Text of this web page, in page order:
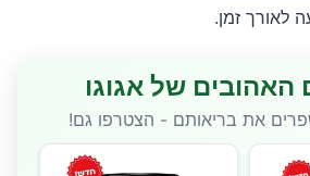
לאורך זמן.
האהובים של אגוגו
את בריאותם - הצטרפו גם!